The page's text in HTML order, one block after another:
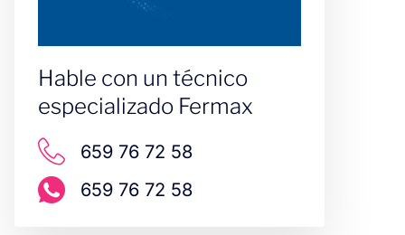
Hable con un técnico
especializado Fermax
659 76 72 58
659 76 72 58